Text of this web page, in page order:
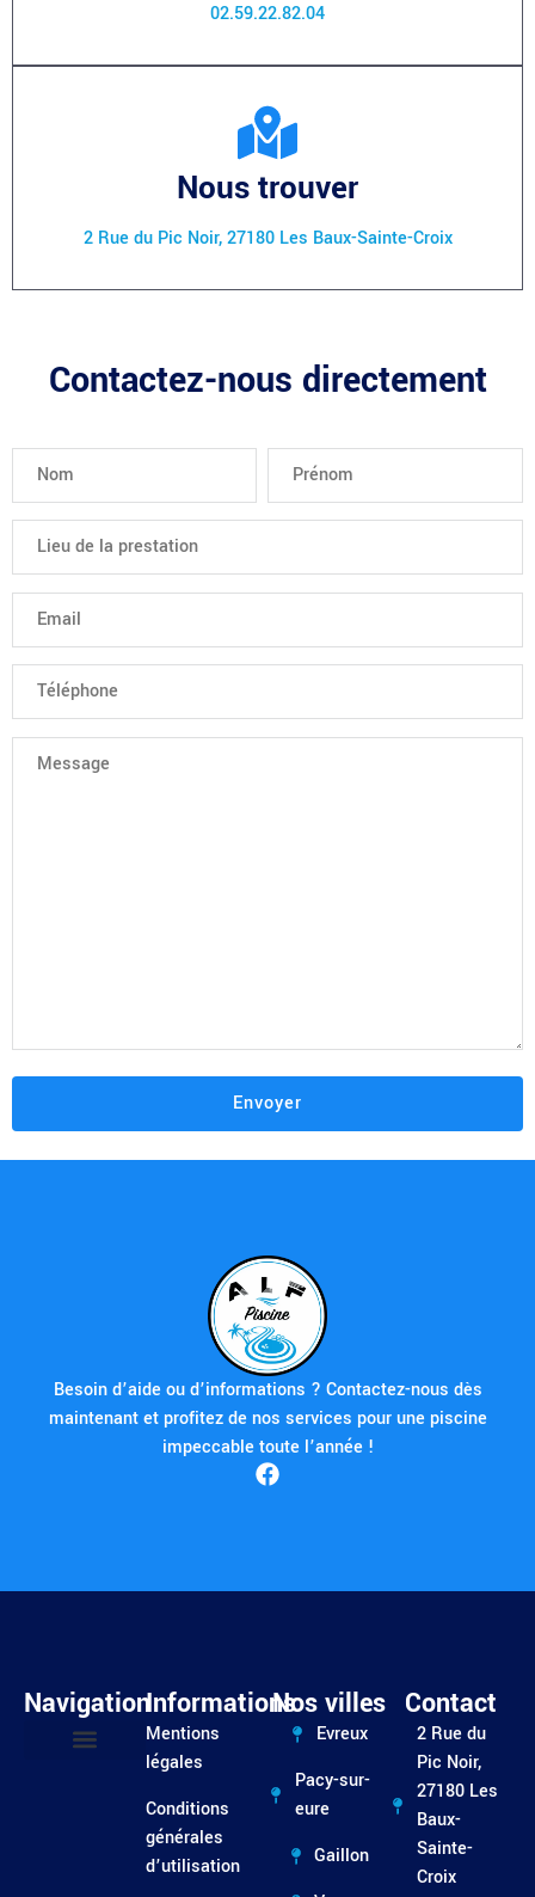
02.59.22.82.04
Nous trouver
2 Rue du Pic Noir, 27180 Les Baux-Sainte-Croix
Contactez-nous directement
Besoin d’aide ou d’informations ? Contactez-nous dès
maintenant et profitez de nos services pour une piscine
impeccable toute l’année !
NavigationInformations
Mentions
légales
Conditions
générales
d’utilisation
Nos villes
Evreux
Pacy-sur-
eure
Gaillon
Contact
2 Rue du
Pic Noir,
27180 Les
Baux-
Sainte-
Croix